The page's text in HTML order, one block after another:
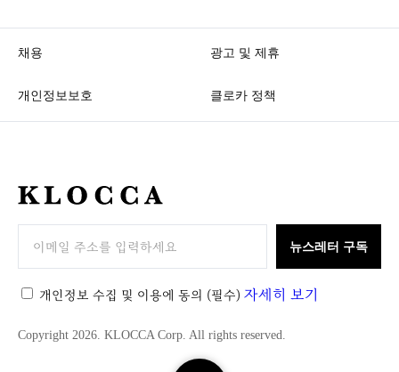
채용 광고 및 제휴
개인정보보호 클로카 정책
K
C
뉴스레터 구독
개인정보 수집 및 이용에 동의 (필수) 자세히 보기
Copyright 2026. KLOCCA Corp. All rights reserved.